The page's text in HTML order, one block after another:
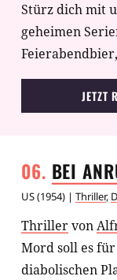
Stürz dich mit
geheimen
JETZT
BEI
US(1954) | Thriller,
Thrillervon
Mord soll es
diabolischen